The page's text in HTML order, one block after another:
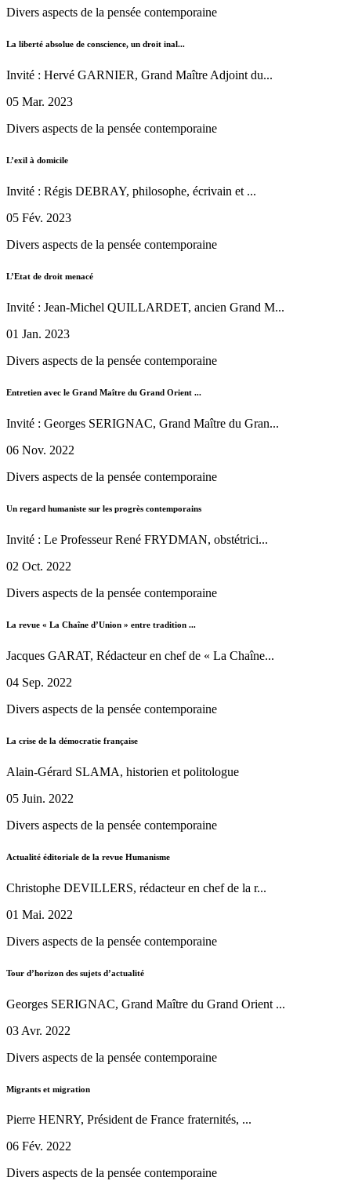
Divers aspects de la pensée contemporaine
La liberté absolue de conscience, un droit inal...
Invité : Hervé GARNIER, Grand Maître Adjoint du...
05 Mar. 2023
Divers aspects de la pensée contemporaine
L’exil à domicile
Invité : Régis DEBRAY, philosophe, écrivain et ...
05 Fév. 2023
Divers aspects de la pensée contemporaine
L’Etat de droit menacé
Invité : Jean-Michel QUILLARDET, ancien Grand M...
01 Jan. 2023
Divers aspects de la pensée contemporaine
Entretien avec le Grand Maître du Grand Orient ...
Invité : Georges SERIGNAC, Grand Maître du Gran...
06 Nov. 2022
Divers aspects de la pensée contemporaine
Un regard humaniste sur les progrès contemporains
Invité : Le Professeur René FRYDMAN, obstétrici...
02 Oct. 2022
Divers aspects de la pensée contemporaine
La revue « La Chaîne d’Union » entre tradition ...
Jacques GARAT, Rédacteur en chef de « La Chaîne...
04 Sep. 2022
Divers aspects de la pensée contemporaine
La crise de la démocratie française
Alain-Gérard SLAMA, historien et politologue
05 Juin. 2022
Divers aspects de la pensée contemporaine
Actualité éditoriale de la revue Humanisme
Christophe DEVILLERS, rédacteur en chef de la r...
01 Mai. 2022
Divers aspects de la pensée contemporaine
Tour d’horizon des sujets d’actualité
Georges SERIGNAC, Grand Maître du Grand Orient ...
03 Avr. 2022
Divers aspects de la pensée contemporaine
Migrants et migration
Pierre HENRY, Président de France fraternités, ...
06 Fév. 2022
Divers aspects de la pensée contemporaine